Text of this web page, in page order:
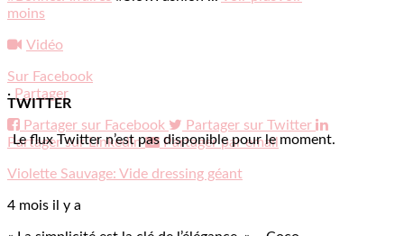
moins
Vidéo
Sur Facebook
· Partager
Partager sur Facebook
Partager sur Twitter
Partager sur LinkedIn
Partager par email
Violette Sauvage: Vide dressing géant
4 mois il y a
TWITTER
Le flux Twitter n’est pas disponible pour le moment.